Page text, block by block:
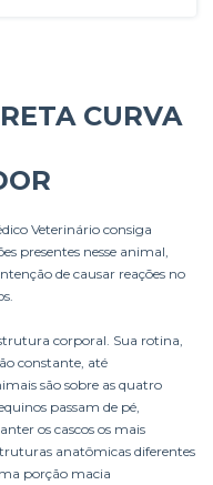
CURVA
Veterinário consiga
presentes nesse animal,
de causar reações no
corporal. Sua rotina,
constante, até
são sobre as quatro
passam de pé,
os cascos os mais
anatômicas diferentes
porção macia